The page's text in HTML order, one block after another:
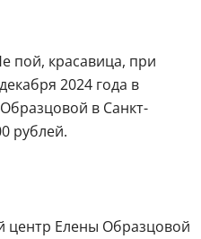
пой, красавица, при
2024 года в
в Санкт-
рублей.
центр Елены Образцовой